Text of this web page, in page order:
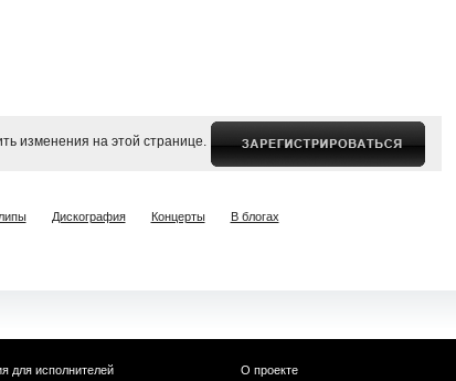
изменения на этой странице.
Дискография Концерты В блогах
для исполнителей
О проекте